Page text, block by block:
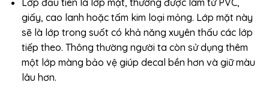
giấy, cao lanh hoặc tấm kim loại mỏng. Lớp mặt này
sẽ là lớp trong suốt có khả năng xuyên thấu các lớp
tiếp theo. Thông thường người ta còn sử dụng thêm
một lớp màng bảo vệ giúp decal bền hơn và giữ màu
lâu hơn.